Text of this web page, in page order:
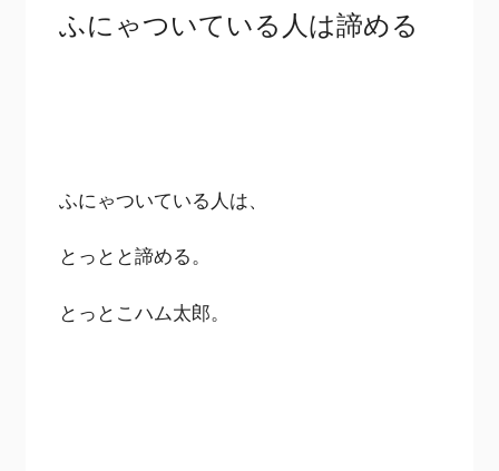
ふにゃついている人は諦める
ふにゃついている人は、
とっとと諦める。
とっとこハム太郎。